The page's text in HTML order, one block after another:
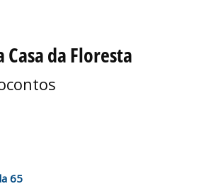
Casa da Floresta
65